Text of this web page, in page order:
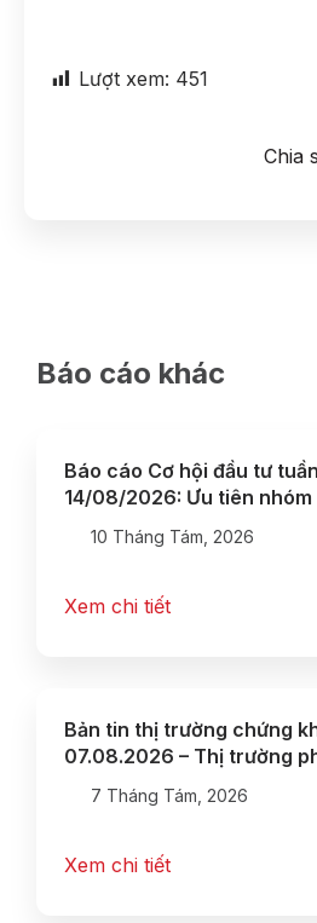
Lượt xem: 451
Chia
Báo cáo khác
Báo cáo Cơ hội đầu tư
14/08/2026: Ưu tiên
10 Tháng Tám, 2026
Xem chi tiết
Bản tin thị trường chứng
07.08.2026 – Thị trường
7 Tháng Tám, 2026
Xem chi tiết